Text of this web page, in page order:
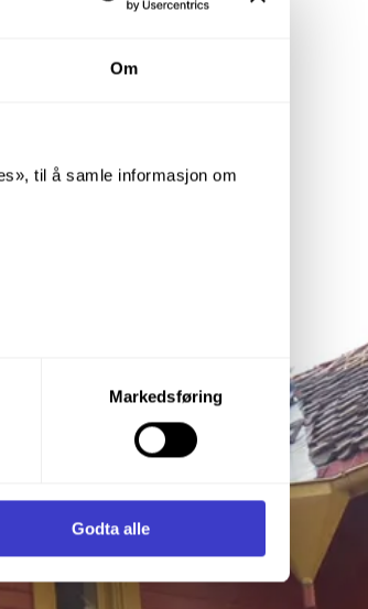
Om
til å samle informasjon om
du vil samtykke til ved å
vi samler inn og behandler
Markedsføring
Godta alle